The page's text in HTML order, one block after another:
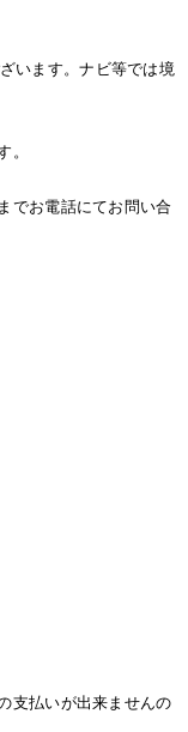
います。ナビ等では境
。
でお電話にてお問い合
支払いが出来ませんの